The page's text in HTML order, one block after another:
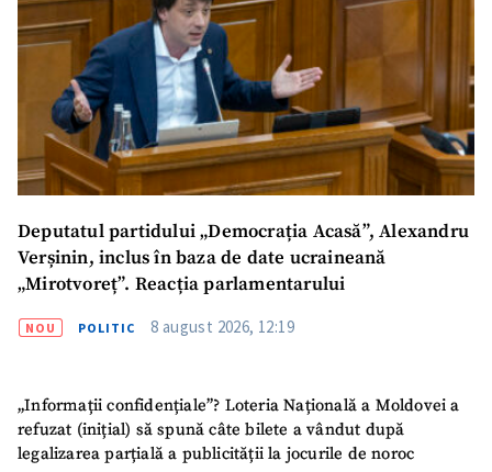
Deputatul partidului „Democrația Acasă”, Alexandru
Verșinin, inclus în baza de date ucraineană
„Mirotvoreț”. Reacția parlamentarului
NOU POLITIC 8 august 2026, 12:19
„Informații confidențiale”? Loteria Națională a Moldovei a
refuzat (inițial) să spună câte bilete a vândut după
legalizarea parțială a publicității la jocurile de noroc
ȘTIREA MEA
Titlu știre+ Adaugă titlu